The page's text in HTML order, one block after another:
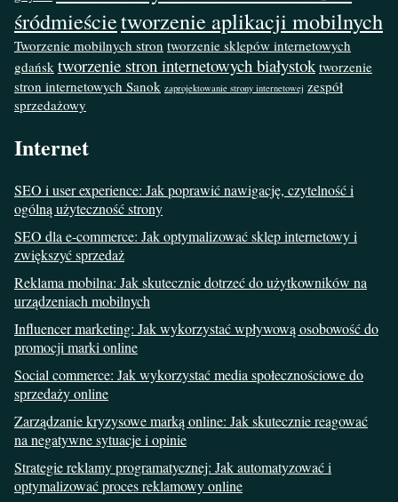
śródmieścietworzenie aplikacji mobilnych
Tworzenie mobilnych stron tworzenie sklepów internetowych
gdańsk tworzenie stron internetowych białystok tworzenie
stron internetowych Sanok zaprojektowanie strony internetowej zespół
sprzedażowy
Internet
SEO i user experience: Jak poprawić nawigację, czytelność i
ogólną użyteczność strony
SEO dla e-commerce: Jak optymalizować sklep internetowy i
zwiększyć sprzedaż
Reklama mobilna: Jak skutecznie dotrzeć do użytkowników na
urządzeniach mobilnych
Influencer marketing: Jak wykorzystać wpływową osobowość do
promocji marki online
Social commerce: Jak wykorzystać media społecznościowe do
sprzedaży online
Zarządzanie kryzysowe marką online: Jak skutecznie reagować
na negatywne sytuacje i opinie
Strategie reklamy programatycznej: Jak automatyzować i
optymalizować proces reklamowy online